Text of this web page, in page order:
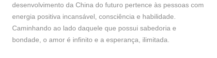
desenvolvimento da China do futuro pertence às pessoas com
energia positiva incansável, consciência e habilidade.
Caminhando ao lado daquele que possui sabedoria e
bondade, o amor é infinito e a esperança, ilimitada.